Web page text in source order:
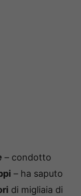
– condotto
– ha saputo
di migliaia di